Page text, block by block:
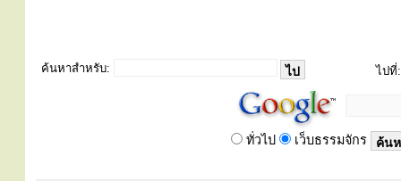
ค้นหาสำหรับ: ไปที่:
ทั่วไป เว็บธรรมจักร